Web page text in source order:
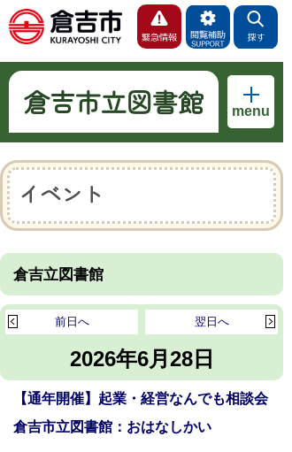
倉吉市立図書館 menu
イベント
倉吉立図書館
2026年6月28日
翌日へ
前日へ
【通年開催】起業・経営なんでも相談会
倉吉市立図書館：おはなしかい